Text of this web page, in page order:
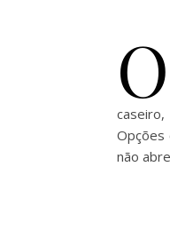
O
Opções
não